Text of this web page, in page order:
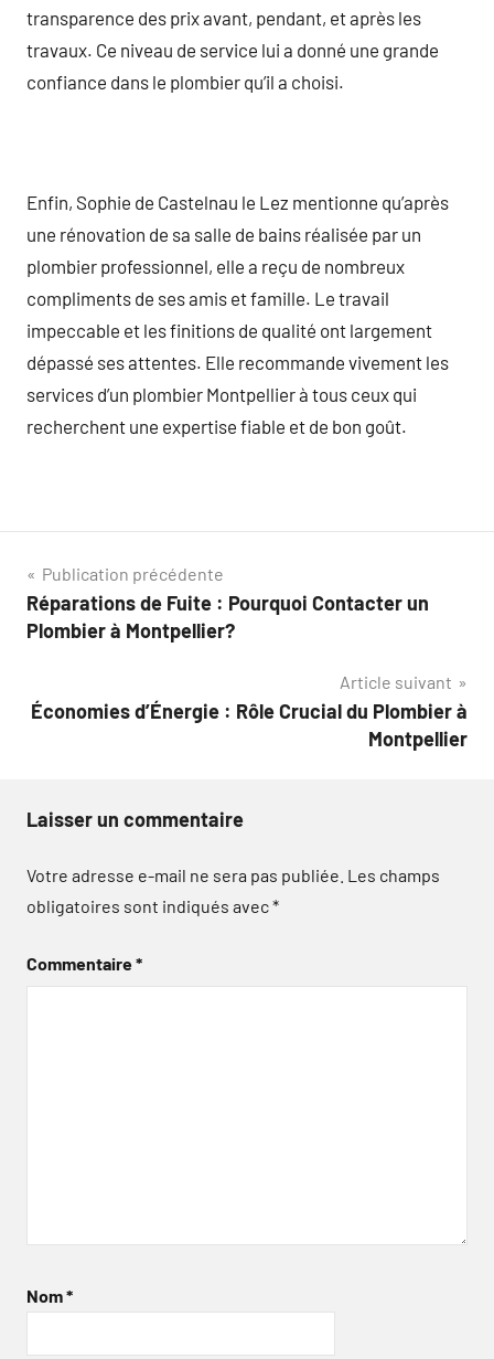
transparence des prix avant, pendant, et après les
travaux. Ce niveau de service lui a donné une grande
confiance dans le plombier qu’il a choisi.
Enfin, Sophie de Castelnau le Lez mentionne qu’après
une rénovation de sa salle de bains réalisée par un
plombier professionnel, elle a reçu de nombreux
compliments de ses amis et famille. Le travail
impeccable et les finitions de qualité ont largement
dépassé ses attentes. Elle recommande vivement les
services d’un plombier Montpellier à tous ceux qui
recherchent une expertise fiable et de bon goût.
Navigation
de
Publication précédente
Réparations de Fuite : Pourquoi Contacter un
Plombier à Montpellier?
Article suivant
Économies d’Énergie : Rôle Crucial du Plombier à
Montpellier
Laisser un commentaire
Votre adresse e-mail ne sera pas publiée. Les champs
obligatoires sont indiqués avec*
Commentaire*
Nom*